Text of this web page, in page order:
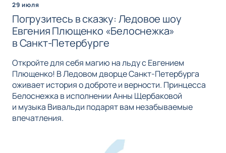
29 июля
Погрузитесь в сказку: Ледовое шоу
Евгения Плющенко «Белоснежка»
в Санкт-Петербурге
Откройте для себя магию на льду с Евгением
Плющенко! В Ледовом дворце Санкт-Петербурга
оживает история о доброте и верности. Принцесса
Белоснежка в исполнении Анны Щербаковой
и музыка Вивальди подарят вам незабываемые
впечатления.